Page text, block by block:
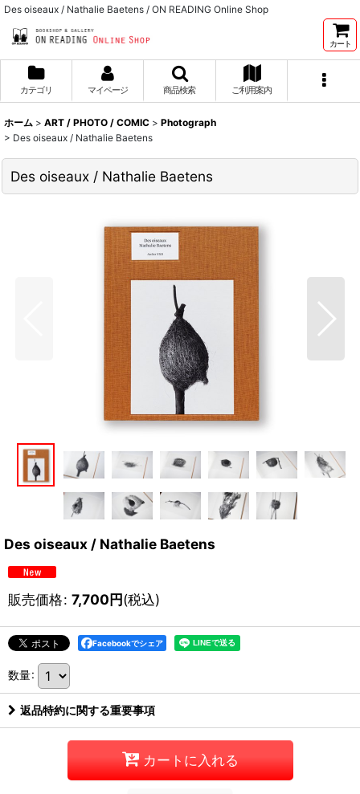
Des oiseaux / Nathalie Baetens / ON READING Online Shop
カート
カテゴリ マイページ 商品検索 ご利用案内
ホーム > ART / PHOTO / COMIC > Photograph
> Des oiseaux / Nathalie Baetens
Des oiseaux / Nathalie Baetens
Des oiseaux / Nathalie Baetens
販売価格: 7,700円(税込)
Facebookでシェア
数量:
返品特約に関する重要事項
カートに入れる